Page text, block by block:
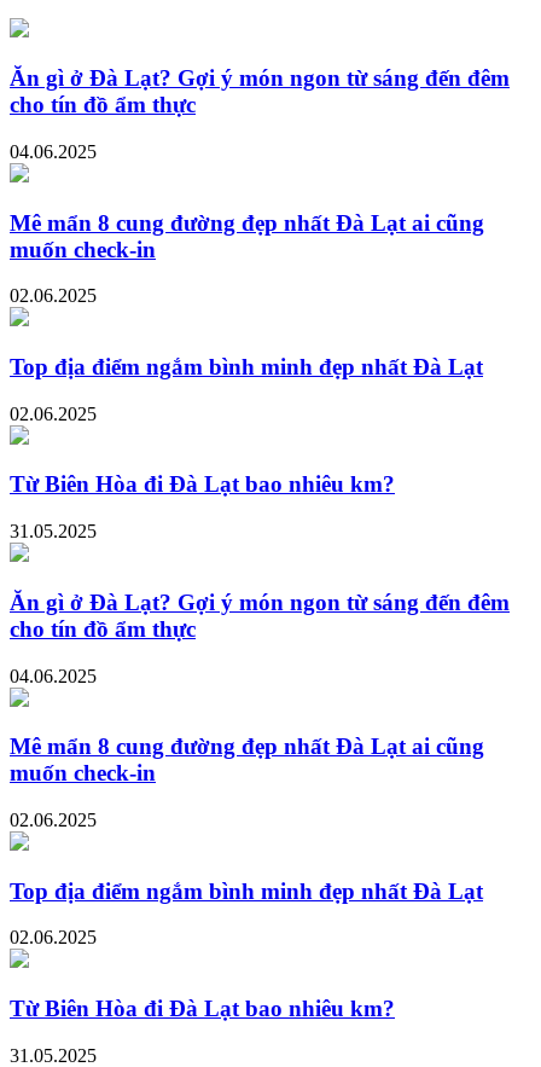
Ăn gì ở Đà Lạt? Gợi ý món ngon từ sáng đến đêm
cho tín đồ ẩm thực
04.06.2025
Mê mẩn 8 cung đường đẹp nhất Đà Lạt ai cũng
muốn check-in
02.06.2025
Top địa điểm ngắm bình minh đẹp nhất Đà Lạt
02.06.2025
Từ Biên Hòa đi Đà Lạt bao nhiêu km?
31.05.2025
Ăn gì ở Đà Lạt? Gợi ý món ngon từ sáng đến đêm
cho tín đồ ẩm thực
04.06.2025
Mê mẩn 8 cung đường đẹp nhất Đà Lạt ai cũng
muốn check-in
02.06.2025
Top địa điểm ngắm bình minh đẹp nhất Đà Lạt
02.06.2025
Từ Biên Hòa đi Đà Lạt bao nhiêu km?
31.05.2025